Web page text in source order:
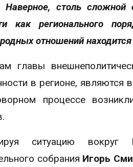
Наверное, столь сложной
как регионального
отношений
главы
в регионе,
процессе
ситуацию
собрания Игорь